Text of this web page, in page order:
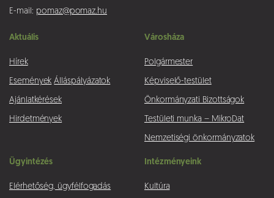
E-mail: pomaz@pomaz.hu
Aktuális
Hírek
Események Álláspályázatok
Ajánlatkérések
Hirdetmények
Városháza
Polgármester
Képviselő-testület
Önkormányzati Bizottságok
Testületi munka – MikroDat
Nemzetiségi önkormányzatok
Ügyintézés
Elérhetőség, ügyfélfogadás
Intézményeink
Kultúra